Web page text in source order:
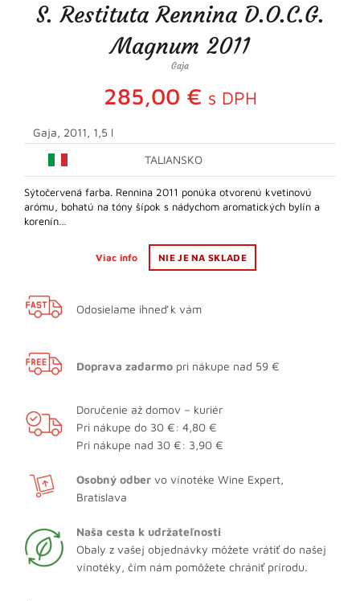
S. Restituta Rennina D.O.C.G.
Magnum 2011
Gaja
285,00 € s DPH
Gaja, 2011, 1,5 l
TALIANSKO
Sýtočervená farba. Rennina 2011 ponúka otvorenú kvetinovú
arómu, bohatú na tóny šípok s nádychom aromatických bylín a
korenín…
Viac info NIE JE NA SKLADE
Odosielame ihneď k vám
Doprava zadarmo pri nákupe nad 59 €
Doručenie až domov – kuriér
Pri nákupe do 30 €: 4,80 €
Pri nákupe nad 30 €: 3,90 €
Osobný odber vo vínotéke Wine Expert,
Bratislava
Naša cesta k udržateľnosti
Obaly z vašej objednávky môžete vrátiť do našej
vínotéky, čím nám pomôžete chrániť prírodu.